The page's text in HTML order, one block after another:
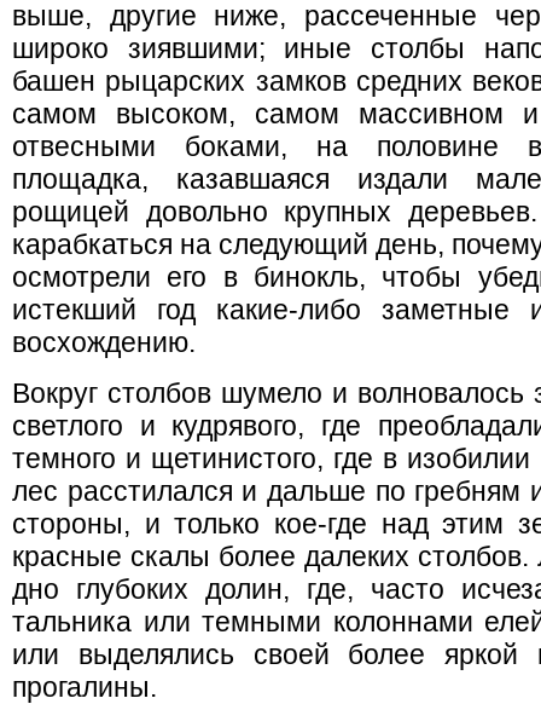
выше, другие ниже, рассеченные
широко зиявшими; иные столбы
башен рыцарских замков средних
самом высоком, самом массивном и
отвесными боками, на половине
площадка, казавшаяся издали
рощицей довольно крупных
карабкаться на следующий день,
осмотрели его в бинокль, чтобы
истекший год какие-либо заметные
восхождению.
Вокруг столбов шумело и
светлого и кудрявого, где
темного и щетинистого, где в
лес расстилался и дальше по гребням
стороны, и только кое-где над этим
красные скалы более далеких
дно глубоких долин, где, часто
тальника или темными колоннами
или выделялись своей более яркой
прогалины.